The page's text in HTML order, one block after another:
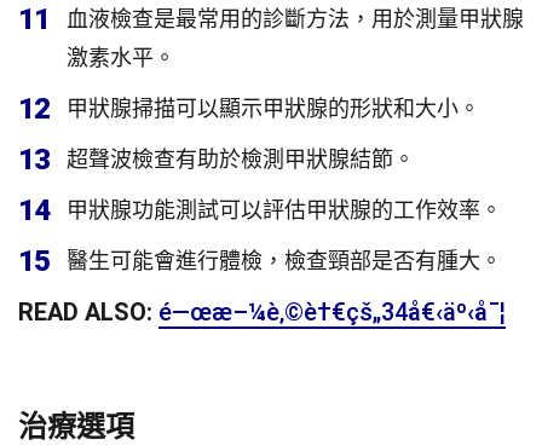
11
血液檢查是最常用的診斷方法，用於測量甲狀腺
激素水平。
12 甲狀腺掃描可以顯示甲狀腺的形狀和大小。
13 超聲波檢查有助於檢測甲狀腺結節。
14 甲狀腺功能測試可以評估甲狀腺的工作效率。
15 醫生可能會進行體檢，檢查頸部是否有腫大。
READ ALSO: é—œæ–¼è‚©è†€çš„34å€‹äº‹å¯¦
治療選項